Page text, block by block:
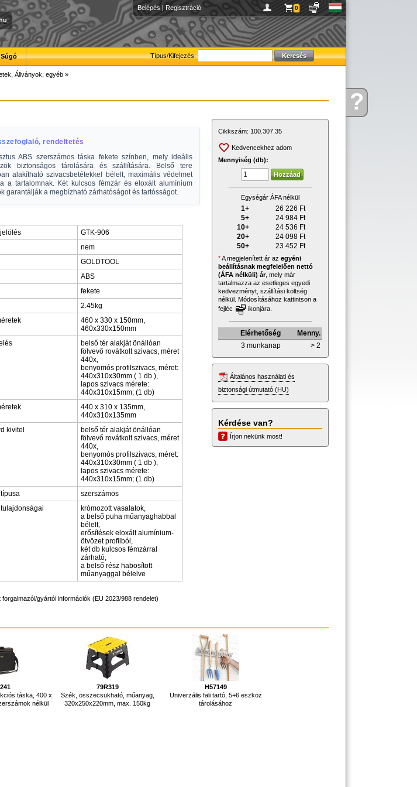
Kérdése?
Belépés | Regisztráció 0
Típus/Kifejezés:
Súgó
Állványok, egyéb »
rendeltetés
ABS szerszámos táska fekete színben, mely ideális
biztonságos tárolására és szállítására. Belső tere
alakítható szivacsbetétekkel bélelt, maximális védelmet
a tartalomnak. Két kulcsos fémzár és eloxált alumínium
garantálják a megbízható zárhatóságot és tartósságot.
GTK-906
nem
GOLDTOOL
ABS
fekete
2.45kg
460 x 330 x 150mm,
460x330x150mm
belső tér alakját önállóan
fölvevő rovátkolt szivacs, méret
440x,
benyomós profilszivacs, méret:
440x310x30mm ( 1 db ),
lapos szivacs mérete:
440x310x15mm; (1 db)
440 x 310 x 135mm,
440x310x135mm
kivitel
belső tér alakját önállóan
fölvevő rovátkolt szivacs, méret
440x,
benyomós profilszivacs, méret:
440x310x30mm ( 1 db ),
lapos szivacs mérete:
440x310x15mm; (1 db)
szerszámos
krómozott vasalatok,
a belső puha műanyaghabbal
bélelt,
erősítések eloxált alumínium-
ötvözet profilból,
két db kulcsos fémzárral
zárható,
a belső rész habosított
műanyaggal bélelve
forgalmazói/gyártói információk (EU 2023/988 rendelet)
Cikkszám: 100.307.35
Kedvencekhez adom
Mennyiség (db):
Egységár ÁFA nélkül
1+ 26 226 Ft
5+
24 984 Ft
10+
24 536 Ft
20+
24 098 Ft
50+
23 452 Ft
*A megjelenített ár az egyéni
beállításnak megfelelően nettó
(ÁFA nélküli) ár, mely már
tartalmazza az esetleges egyedi
kedvezményt, szállítási költség
nélkül. Módosításához kattintson a
fejléc
ikonjára.
Elérhetőség
Menny.
3 munkanap
> 2
Általános használati és
biztonsági útmutató (HU)
Kérdése van?
Írjon nekünk most!
táska, 400 x
nélkül
79R319
Szék, összecsukható, műanyag,
320x250x220mm, max. 150kg
H57149
Univerzális fali tartó, 5+6 eszköz
tárolásához